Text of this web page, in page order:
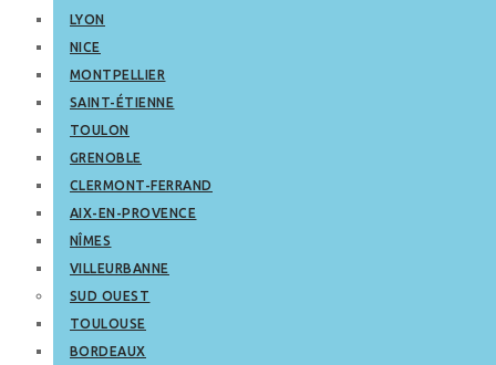
LYON
NICE
MONTPELLIER
SAINT-ÉTIENNE
TOULON
GRENOBLE
CLERMONT-FERRAND
AIX-EN-PROVENCE
NÎMES
VILLEURBANNE
SUD OUEST
TOULOUSE
BORDEAUX